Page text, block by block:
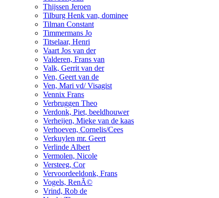
Thijssen Jeroen
Tilburg Henk van, dominee
Tilman Constant
Timmermans Jo
Titselaar, Henri
Vaart Jos van der
Valderen, Frans van
Valk, Gerrit van der
Ven, Geert van de
Ven, Mari vd/ Visagist
Vennix Frans
Verbruggen Theo
Verdonk, Piet, beeldhouwer
Verheijen, Mieke van de kaas
Verhoeven, Cornelis/Cees
Verkuylen mr. Geert
Verlinde Albert
Vermolen, Nicole
Versteeg, Cor
Vervoordeeldonk, Frans
Vogels, RenÃ©
Vrind, Rob de